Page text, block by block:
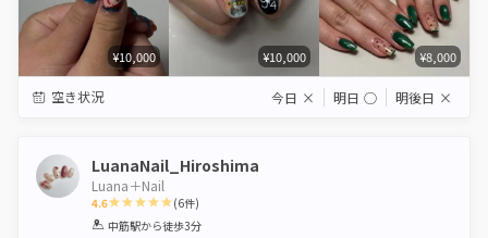
¥10,000 ¥10,000 ¥8,000
空き状況 今日 × 明日 ◯ 明後日 ×
LuanaNail_Hiroshima
Luana＋Nail
4.6
1 2 3 4 5
(6件)
中筋駅から徒歩3分